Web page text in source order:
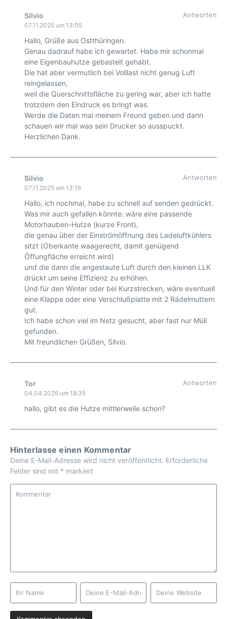
Silvio
07.11.2025 um 13:05
Antworten
Hallo, Grüße aus Ostthüringen.
Genau dadrauf habe ich gewartet. Habe mir schonmal
eine Eigenbauhutze gebastelt gehabt.
Die hat aber vermutlich bei Volllast nicht genug Luft
reingelassen,
weil die Querschnittsfläche zu gering war, aber ich hatte
trotzdem den Eindruck es bringt was.
Werde die Daten mal meinem Freund geben und dann
schauen wir mal was sein Drucker so ausspuckt.
Herzlichen Dank.
Silvio
07.11.2025 um 13:16
Antworten
Hallo, ich nochmal, habe zu schnell auf senden gedrückt.
Was mir auch gefallen könnte: wäre eine passende
Motorhauben-Hutze (kurze Front),
die genau über der Einströmöffnung des Ladeluftkühlers
sitzt (Oberkante waagerecht, damit genügend
Öffungfläche erreicht wird)
und die dann die angestaute Luft durch den kleinen LLK
drückt um seine Effizienz zu erhöhen.
Und für den Winter oder bei Kurzstrecken, wäre eventuell
eine Klappe oder eine Verschlußplatte mit 2 Rädelmuttern
gut.
Ich habe schon viel im Netz gesucht, aber fast nur Müll
gefunden.
Mit freundlichen Grüßen, Silvio.
Tor
04.04.2026 um 18:35
Antworten
hallo, gibt es die Hutze mittlerweile schon?
Hinterlasse einen Kommentar
Deine E-Mail-Adresse wird nicht veröffentlicht. Erforderliche
Felder sind mit * markiert